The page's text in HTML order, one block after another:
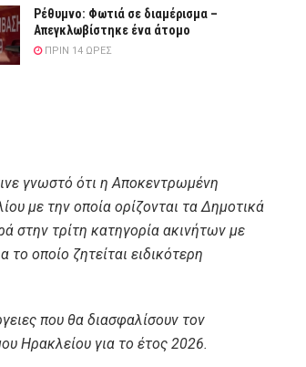
Ρέθυμνο: Φωτιά σε διαμέρισμα –
Απεγκλωβίστηκε ένα άτομο
ΠΡΙΝ 14 ΏΡΕΣ
γνωστό ότι η Αποκεντρωμένη
με την οποία ορίζονται τα Δημοτικά
στην τρίτη κατηγορία ακινήτων με
οποίο ζητείται ειδικότερη
που θα διασφαλίσουν τον
Ηρακλείου για το έτος 2026.